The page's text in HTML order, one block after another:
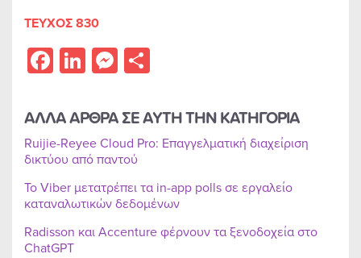
ΤΕΥΧΟΣ 830
Facebook
LinkedIn
Messenger
ΑΛΛΑ ΑΡΘΡΑ ΣΕ ΑΥΤΗ ΤΗΝ ΚΑΤΗΓΟΡΙΑ
Ruijie-Reyee Cloud Pro: Επαγγελματική διαχείριση
δικτύου από παντού
Το Viber μετατρέπει τα in-app polls σε εργαλείο
καταναλωτικών δεδομένων
Radisson και Accenture φέρνουν τα ξενοδοχεία στο
ChatGPT